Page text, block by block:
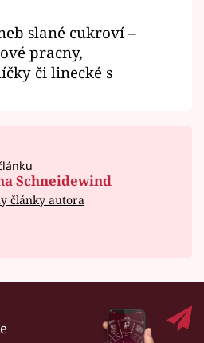
slané cukroví –
pracny,
či linecké s
Schneidewind
články autora